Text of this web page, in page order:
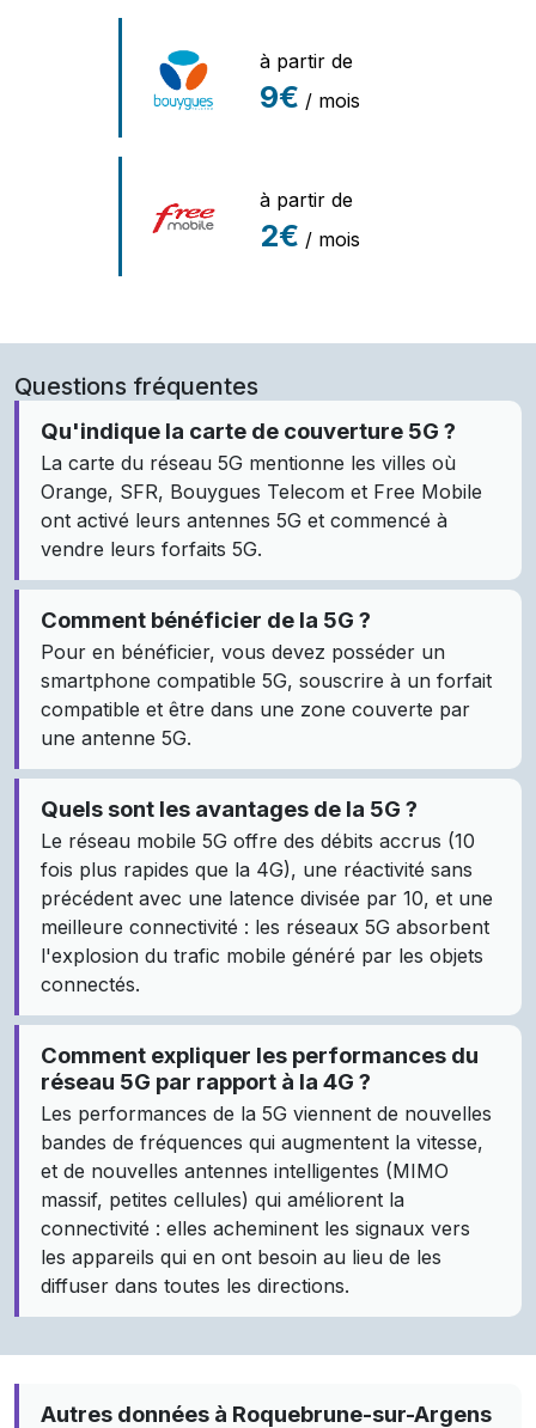
à partir de
9€ / mois
à partir de
2€ / mois
Questions fréquentes
Qu'indique la carte de couverture 5G ?
La carte du réseau 5G mentionne les villes où
Orange, SFR, Bouygues Telecom et Free Mobile
ont activé leurs antennes 5G et commencé à
vendre leurs forfaits 5G.
Comment bénéficier de la 5G ?
Pour en bénéficier, vous devez posséder un
smartphone compatible 5G, souscrire à un forfait
compatible et être dans une zone couverte par
une antenne 5G.
Quels sont les avantages de la 5G ?
Le réseau mobile 5G offre des débits accrus (10
fois plus rapides que la 4G), une réactivité sans
précédent avec une latence divisée par 10, et une
meilleure connectivité : les réseaux 5G absorbent
l'explosion du trafic mobile généré par les objets
connectés.
Comment expliquer les performances du
réseau 5G par rapport à la 4G ?
Les performances de la 5G viennent de nouvelles
bandes de fréquences qui augmentent la vitesse,
et de nouvelles antennes intelligentes (MIMO
massif, petites cellules) qui améliorent la
connectivité : elles acheminent les signaux vers
les appareils qui en ont besoin au lieu de les
diffuser dans toutes les directions.
Autres données à Roquebrune-sur-Argens